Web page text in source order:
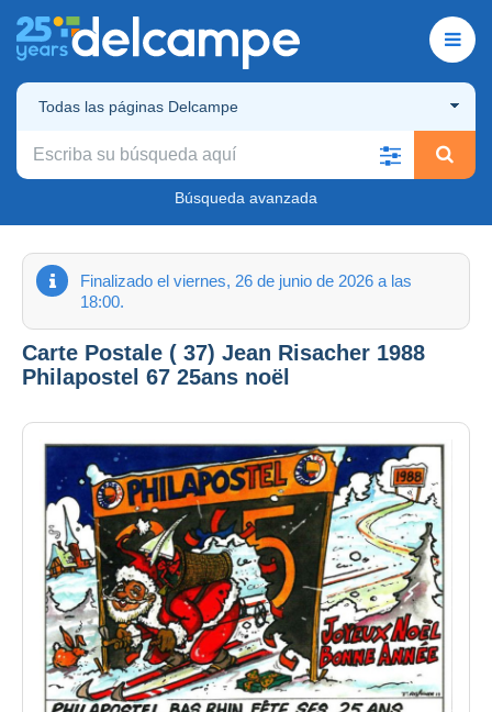
Todas las páginas Delcampe
Búsqueda avanzada
Finalizado el viernes, 26 de junio de 2026 a las
18:00.
Carte Postale ( 37) Jean Risacher 1988
Philapostel 67 25ans noël